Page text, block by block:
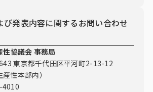
び発表内容に関するお問い合わせ
性協議会 事務局
東京都千代田区平河町2-13-12
性本部内）